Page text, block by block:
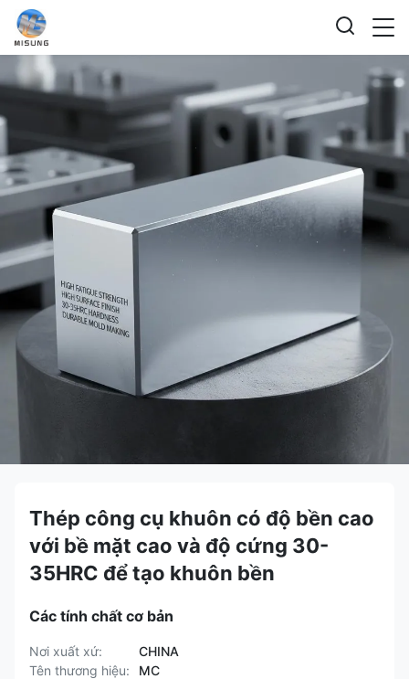
Thép công cụ khuôn có độ bền cao
với bề mặt cao và độ cứng 30-
35HRC để tạo khuôn bền
Các tính chất cơ bản
Nơi xuất xứ:
CHINA
Tên thương hiệu:
MC